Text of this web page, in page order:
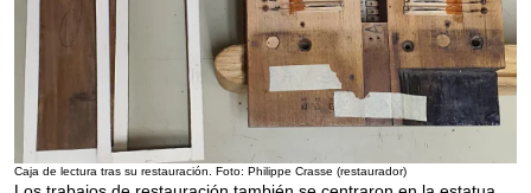
Caja de lectura tras su restauración. Foto: Philippe Crasse (restaurador)